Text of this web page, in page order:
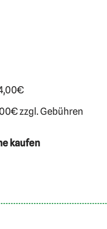
zzgl. Gebühren
kaufen